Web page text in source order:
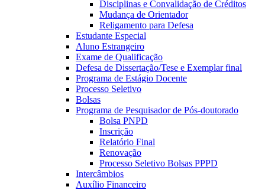
Disciplinas e Convalidação de Créditos
Mudança de Orientador
Religamento para Defesa
Estudante Especial
Aluno Estrangeiro
Exame de Qualificação
Defesa de Dissertação/Tese e Exemplar final
Programa de Estágio Docente
Processo Seletivo
Bolsas
Programa de Pesquisador de Pós-doutorado
Bolsa PNPD
Inscrição
Relatório Final
Renovação
Processo Seletivo Bolsas PPPD
Intercâmbios
Auxílio Financeiro